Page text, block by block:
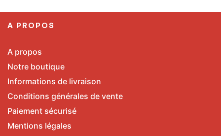
A PROPOS
A propos
Notre boutique
Informations de livraison
Conditions générales de vente
Paiement sécurisé
Mentions légales